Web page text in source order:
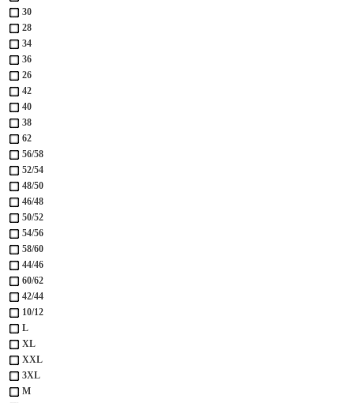
30
28
34
36
26
42
40
38
62
56/58
52/54
48/50
46/48
50/52
54/56
58/60
44/46
60/62
42/44
10/12
L
XL
XXL
3XL
М